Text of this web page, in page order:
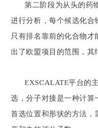
第二阶段为从头的药
进行分析，每个候选化合
只有排名靠前的化合物才
出了欧盟项目的范围，其
EXSCALATE平台的
选，分子对接是一种计算
首选位置和形状的方法，